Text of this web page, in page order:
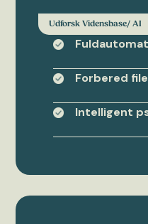
Udforsk Vidensbase/ AI
Forbered
Intelligent